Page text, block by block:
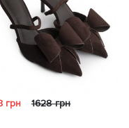
грн 1628 грн